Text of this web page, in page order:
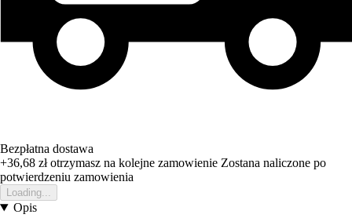
Bezpłatna dostawa
+36,68 złotrzymasz na kolejne zamowienie Zostana naliczone po
potwierdzeniu zamowienia
Loading...
Opis